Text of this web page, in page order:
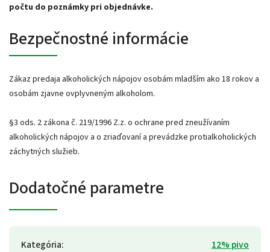
počtu do poznámky pri objednávke.
Bezpečnostné informácie
Zákaz predaja alkoholických nápojov osobám mladším ako 18 rokov a
osobám zjavne ovplyvneným alkoholom.
§3 ods. 2 zákona č. 219/1996 Z.z. o ochrane pred zneužívaním
alkoholických nápojov a o zriaďovaní a prevádzke protialkoholických
záchytných služieb.
Dodatočné parametre
Kategória:
12% pivo